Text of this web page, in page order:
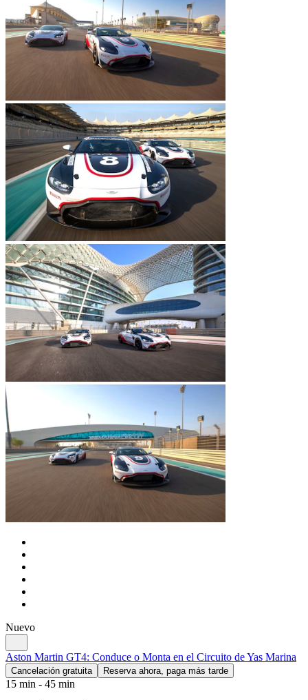
Nuevo
Aston Martin GT4: Conduce o Monta en el Circuito de Yas Marina
Cancelación gratuita Reserva ahora, paga más tarde
15 min - 45 min